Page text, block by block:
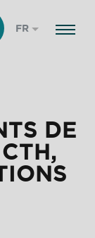
FR
DE